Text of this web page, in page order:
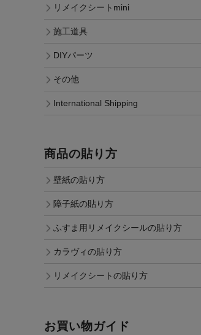
リメイクシートmini
施工道具
DIYパーツ
その他
International Shipping
商品の貼り方
壁紙の貼り方
障子紙の貼り方
ふすま用リメイクシールの貼り方
カラヴィの貼り方
リメイクシートの貼り方
お買い物ガイド